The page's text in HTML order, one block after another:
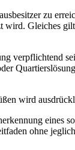
zu
wird. Gleiches
verpflichtend
wird
eines
ohne